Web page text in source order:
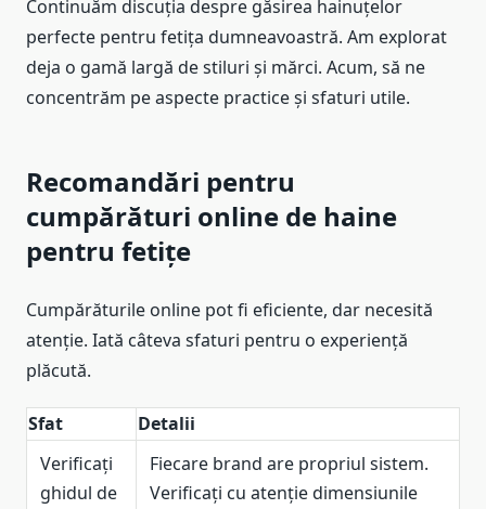
Continuăm discuția despre găsirea hainuțelor
perfecte pentru fetița dumneavoastră. Am explorat
deja o gamă largă de stiluri și mărci. Acum, să ne
concentrăm pe aspecte practice și sfaturi utile.
Recomandări pentru
cumpărături online de haine
pentru fetițe
Cumpărăturile online pot fi eficiente, dar necesită
atenție. Iată câteva sfaturi pentru o experiență
plăcută.
Sfat
Detalii
Verificați
ghidul de
Fiecare brand are propriul sistem.
Verificați cu atenție dimensiunile